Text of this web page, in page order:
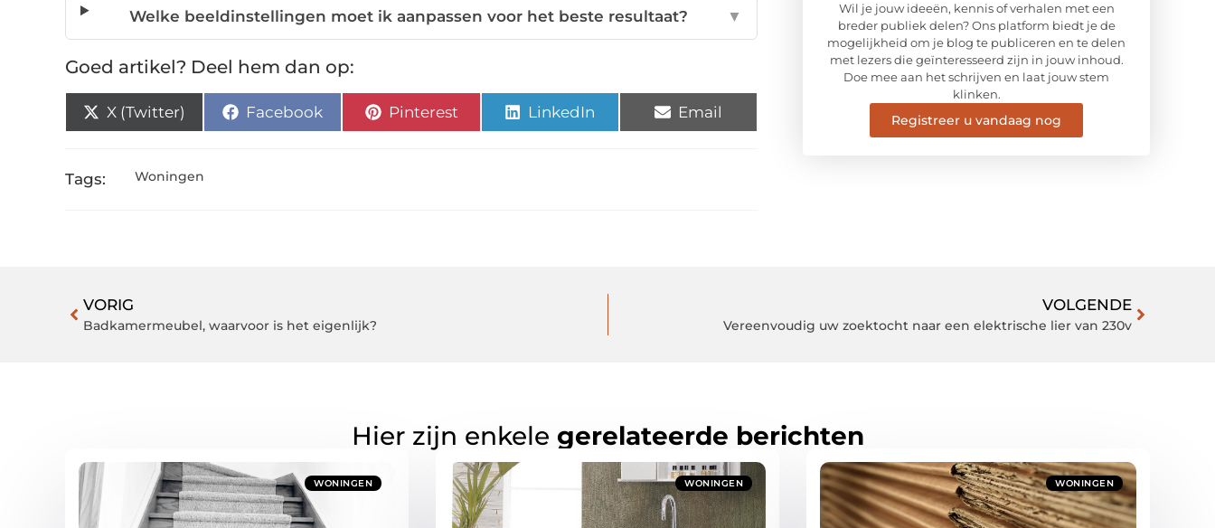
Welke beeldinstellingen moet ik aanpassen voor het beste resultaat? ▼
Goed artikel? Deel hem dan op:
X (Twitter) Facebook Pinterest LinkedIn Email
Tags: Woningen
Wil je jouw ideeën, kennis of verhalen met een
breder publiek delen? Ons platform biedt je de
mogelijkheid om je blog te publiceren en te delen
met lezers die geïnteresseerd zijn in jouw inhoud.
Doe mee aan het schrijven en laat jouw stem
klinken.
Registreer u vandaag nog
VORIG
Badkamermeubel, waarvoor is het eigenlijk?
VOLGENDE
Vereenvoudig uw zoektocht naar een elektrische lier van 230v
Hier zijn enkele gerelateerde berichten
WONINGEN WONINGEN WONINGEN